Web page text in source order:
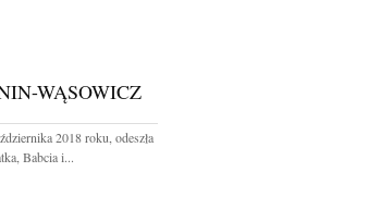
WĄSOWICZ
2018 roku, odeszła
Babcia i...